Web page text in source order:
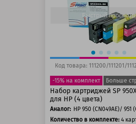
150 баллов
Быстрый просмотр
Код товара: 111200/111201/
-15% на комплект Больше
Набор картриджей SP
для HP (4 цвета)
Аналог:
Количество в комплекте: 4